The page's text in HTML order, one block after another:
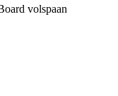
volspaan